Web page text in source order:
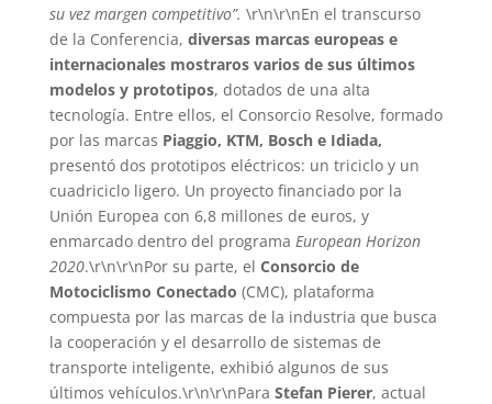
su vez margen competitivo”. \r\n\r\nEn el transcurso
de la Conferencia, diversas marcas europeas e
internacionales mostraros varios de sus últimos
modelos y prototipos, dotados de una alta
tecnología. Entre ellos, el Consorcio Resolve, formado
por las marcas Piaggio, KTM, Bosch e Idiada,
presentó dos prototipos eléctricos: un triciclo y un
cuadriciclo ligero. Un proyecto financiado por la
Unión Europea con 6,8 millones de euros, y
enmarcado dentro del programa European Horizon
2020.\r\n\r\nPor su parte, el Consorcio de
Motociclismo Conectado (CMC), plataforma
compuesta por las marcas de la industria que busca
la cooperación y el desarrollo de sistemas de
transporte inteligente, exhibió algunos de sus
últimos vehículos.\r\n\r\nPara Stefan Pierer, actual